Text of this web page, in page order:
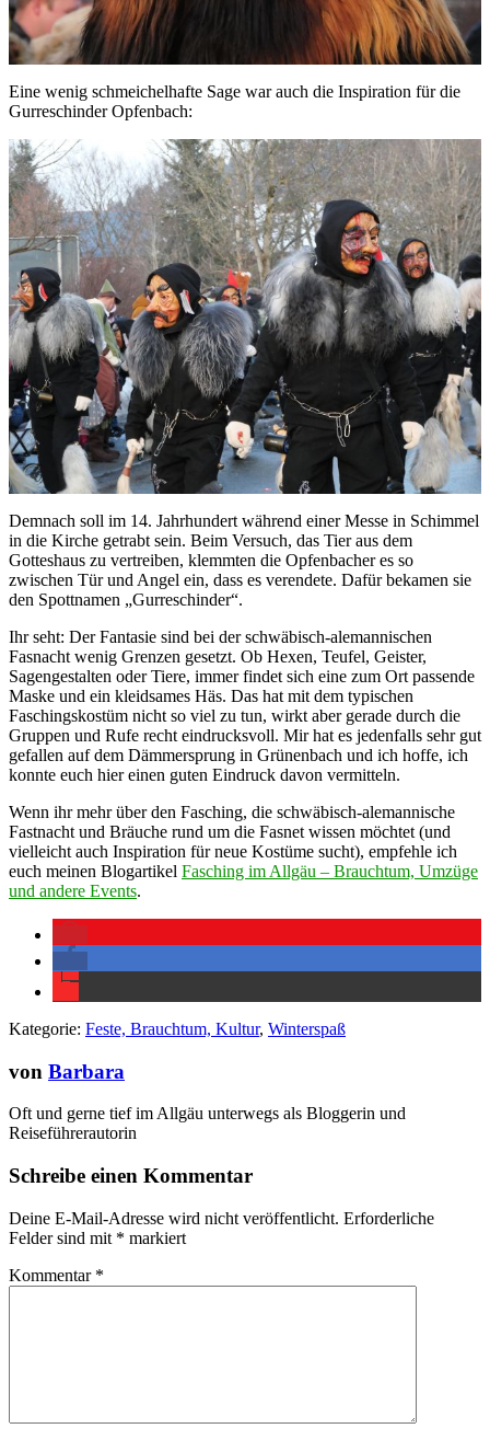
Eine wenig schmeichelhafte Sage war auch die Inspiration für die
Gurreschinder Opfenbach:
Demnach soll im 14. Jahrhundert während einer Messe in Schimmel
in die Kirche getrabt sein. Beim Versuch, das Tier aus dem
Gotteshaus zu vertreiben, klemmten die Opfenbacher es so
zwischen Tür und Angel ein, dass es verendete. Dafür bekamen sie
den Spottnamen „Gurreschinder“.
Ihr seht: Der Fantasie sind bei der schwäbisch-alemannischen
Fasnacht wenig Grenzen gesetzt. Ob Hexen, Teufel, Geister,
Sagengestalten oder Tiere, immer findet sich eine zum Ort passende
Maske und ein kleidsames Häs. Das hat mit dem typischen
Faschingskostüm nicht so viel zu tun, wirkt aber gerade durch die
Gruppen und Rufe recht eindrucksvoll. Mir hat es jedenfalls sehr gut
gefallen auf dem Dämmersprung in Grünenbach und ich hoffe, ich
konnte euch hier einen guten Eindruck davon vermitteln.
Wenn ihr mehr über den Fasching, die schwäbisch-alemannische
Fastnacht und Bräuche rund um die Fasnet wissen möchtet (und
vielleicht auch Inspiration für neue Kostüme sucht), empfehle ich
euch meinen Blogartikel Fasching im Allgäu – Brauchtum, Umzüge
und andere Events.
Kategorie: Feste, Brauchtum, Kultur, Winterspaß
von Barbara
Oft und gerne tief im Allgäu unterwegs als Bloggerin und
Reiseführerautorin
Schreibe einen Kommentar
Deine E-Mail-Adresse wird nicht veröffentlicht. Erforderliche
Felder sind mit * markiert
Kommentar *